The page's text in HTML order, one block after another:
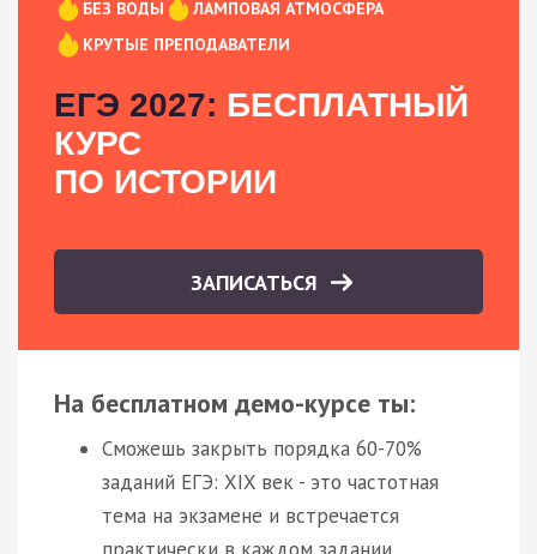
БЕЗ ВОДЫ
ЛАМПОВАЯ АТМОСФЕРА
КРУТЫЕ ПРЕПОДАВАТЕЛИ
ЕГЭ 2027: БЕСПЛАТНЫЙ
КУРС
ПО ИСТОРИИ
ЗАПИСАТЬСЯ
На бесплатном демо-курсе ты:
Сможешь закрыть порядка 60-70%
заданий ЕГЭ: XIX век - это частотная
тема на экзамене и встречается